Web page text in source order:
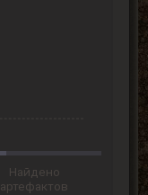
Найдено
артефактов